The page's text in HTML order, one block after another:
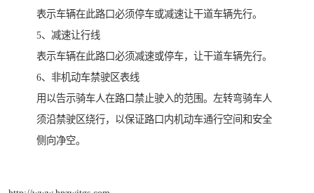
表示车辆在此路口必须停车或减速让干道车辆先行。
5、减速让行线
表示车辆在此路口必须减速或停车，让干道车辆先行。
6、非机动车禁驶区表线
用以告示骑车人在路口禁止驶入的范围。左转弯骑车人
须沿禁驶区绕行，以保证路口内机动车通行空间和安全
侧向净空。